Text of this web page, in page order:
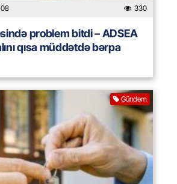
330
problem bitdi – ADSEA
qısa müddətdə bərpa
Gündəm